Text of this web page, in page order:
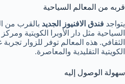
قربه من المعالم السياحية
يتواجد فندق الافنيوز الجديد بالقرب من
السياحية مثل دار الأوبرا الكويتية
الثقافي. هذه المعالم توفر للزوار
الكويتية التقليدية والمعاصرة.
سهولة الوصول إليه